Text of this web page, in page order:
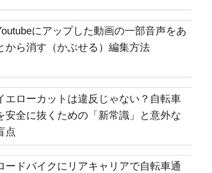
にアップした動画の一部音声をあ
から消す（かぶせる）編集方法
エローカットは違反じゃない？自転車
安全に抜くための「新常識」と意外な
点
ードバイクにリアキャリアで自転車通